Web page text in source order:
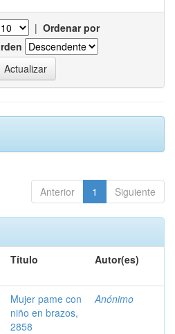
| Ordenar por
Anterior 1 Siguiente
Título Autor(es)
Mujer pame con
niño en brazos,
2858
Anónimo